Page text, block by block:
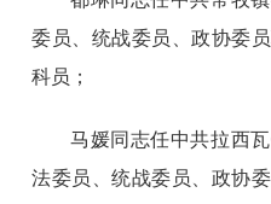
委员、统战委员、政协委
科员；
马媛同志任中共拉西
法委员、统战委员、政协